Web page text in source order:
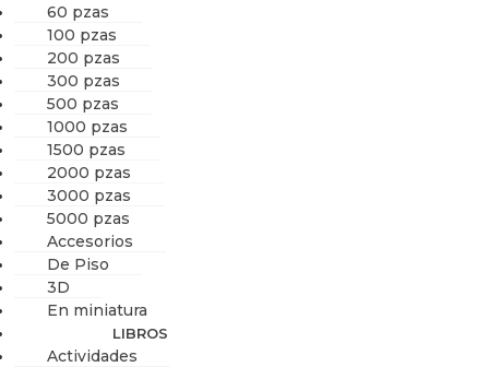
60 pzas
100 pzas
200 pzas
300 pzas
500 pzas
1000 pzas
1500 pzas
2000 pzas
3000 pzas
5000 pzas
Accesorios
De Piso
3D
En miniatura
LIBROS
Actividades